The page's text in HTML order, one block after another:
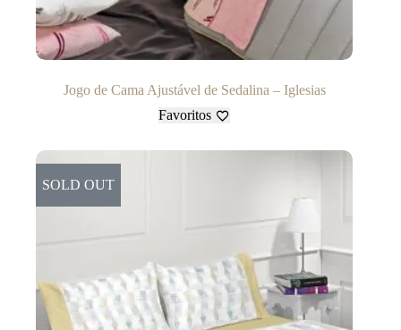
Jogo de Cama Ajustável de Sedalina – Iglesias
Favoritos
SOLD OUT